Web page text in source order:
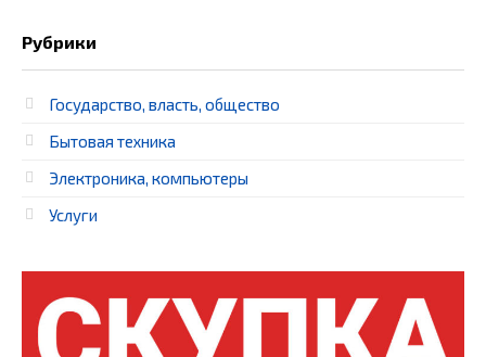
Рубрики
Государство, власть, общество
Бытовая техника
Электроника, компьютеры
Услуги